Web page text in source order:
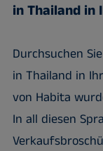
in Thailand in
Durchsuchen
in Thailand in
von Habita
In all diesen